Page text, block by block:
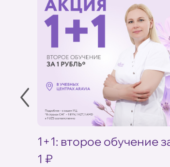
1+1: второе обучение
1 ₽